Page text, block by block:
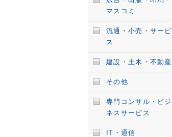
マスコミ
流通・小売・サービ
ス
建設・土木・不動産
その他
専門コンサル・ビジ
ネスサービス
IT・通信